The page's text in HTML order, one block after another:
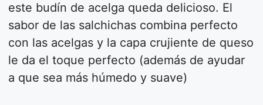
este budín de acelga queda delicioso. El
sabor de las salchichas combina perfecto
con las acelgas y la capa crujiente de queso
le da el toque perfecto (además de ayudar
a que sea más húmedo y suave)